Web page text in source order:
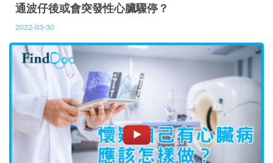
通波仔後或會突發性心臟驟停？
2022-03-30